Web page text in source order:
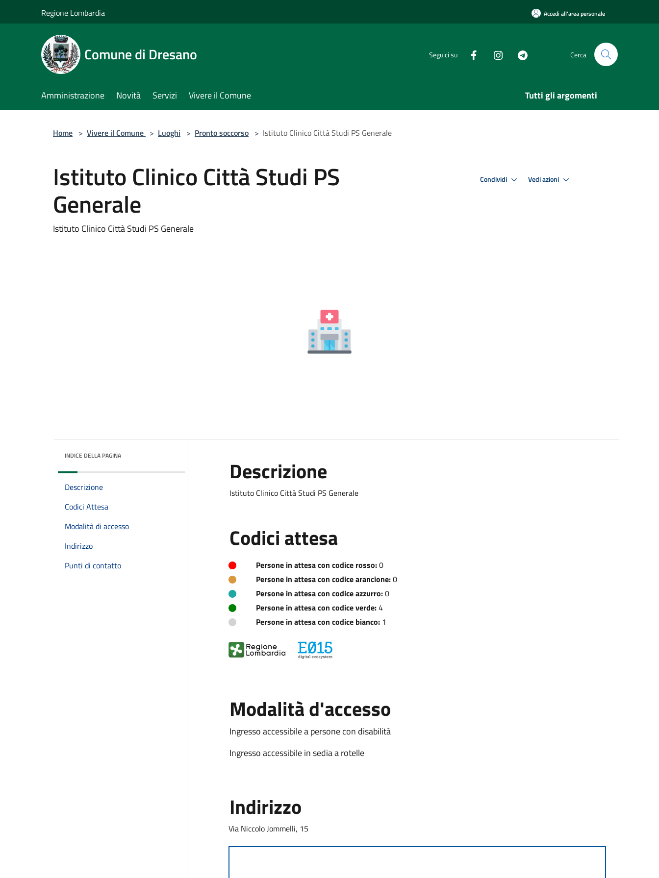
Regione Lombardia Accedi all'area personale
Comune di Dresano Seguici su Cerca
Amministrazione Novità Servizi Vivere il Comune Tutti gli argomenti
Home > Vivere il Comune > Luoghi > Pronto soccorso > Istituto Clinico Città Studi PS Generale
Istituto Clinico Città Studi PS
Generale
Istituto Clinico Città Studi PS Generale
Condividi Vedi azioni
INDICE DELLA PAGINA
Descrizione
Codici Attesa
Modalità di accesso
Indirizzo
Punti di contatto
Descrizione
Istituto Clinico Città Studi PS Generale
Codici attesa
Persone in attesa con codice rosso:0
Persone in attesa con codice arancione:0
Persone in attesa con codice azzurro:0
Persone in attesa con codice verde:4
Persone in attesa con codice bianco:1
Modalità d'accesso
Ingresso accessibile a persone con disabilità
Ingresso accessibile in sedia a rotelle
Indirizzo
Via Niccolo Jommelli, 15